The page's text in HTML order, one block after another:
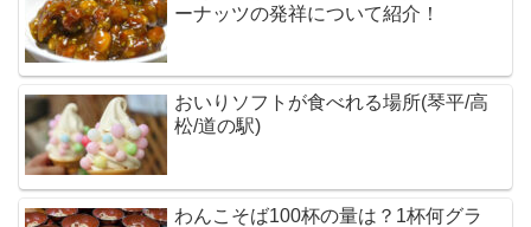
ーナッツの発祥について紹介！
おいりソフトが食べれる場所(琴平/高
松/道の駅)
わんこそば100杯の量は？1杯何グラ